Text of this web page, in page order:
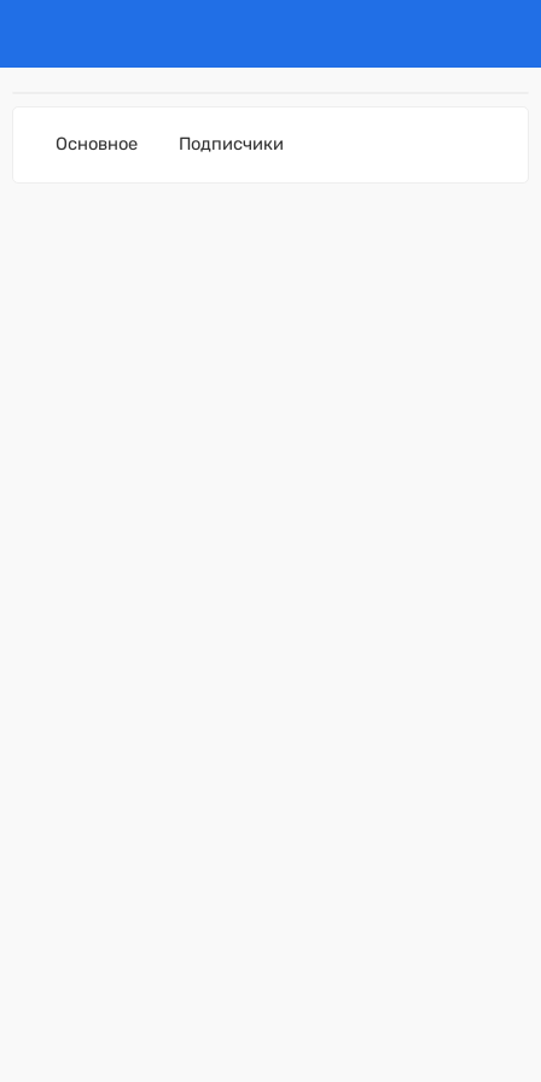
Основное Подписчики